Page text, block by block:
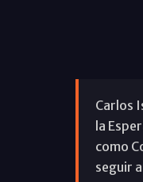
Carlos
la
como
seguir